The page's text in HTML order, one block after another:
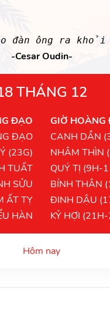
đàn ông ra khỏi
-Cesar Oudin-
THÁNG 12
ĐẠO
ĐẠO
(23G)
TUẤT
SỬU
ẤT TỴ
HÀN
GIỜ HOÀNG
CANH DẦN
NHÂM THÌN
QUÝ TỊ (9H-
BÍNH THÂN
ĐINH DẬU
KỶ HỢI
Hôm nay